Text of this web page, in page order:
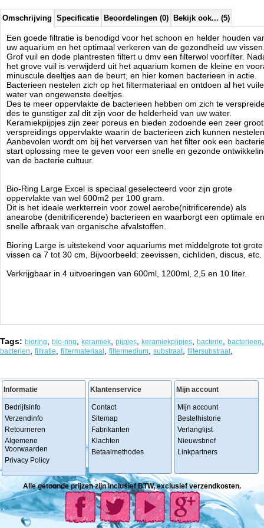
Omschrijving Specificatie Beoordelingen (0) Bekijk ook... (5)
Een goede filtratie is benodigd voor het schoon en helder houden
uw aquarium en het optimaal verkeren van de gezondheid uw
Grof vuil en dode plantresten filtert u dmv een filterwol voorfilter.
het grove vuil is verwijderd uit het aquarium komen de kleine en
minuscule deeltjes aan de beurt, en hier komen bacterieen in actie.
Bacterieen nestelen zich op het filtermateriaal en ontdoen al het vuile
water van ongewenste deeltjes.
Des te meer oppervlakte de bacterieen hebben om zich te
des te gunstiger zal dit zijn voor de helderheid van uw water.
Keramiekpijpjes zijn zeer poreus en bieden zodoende een zeer groot
verspreidings oppervlakte waarin de bacterieen zich kunnen
Aanbevolen wordt om bij het verversen van het filter ook een
start oplossing mee te geven voor een snelle en gezonde
van de bacterie cultuur.
Bio-Ring Large Excel is speciaal geselecteerd voor zijn grote
oppervlakte van wel 600m2 per 100 gram.
Dit is het ideale werkterrein voor zowel aerobe(nitrificerende) als
anearobe (denitrificerende) bacterieen en waarborgt een optimale en
snelle afbraak van organische afvalstoffen.
Bioring Large is uitstekend voor aquariums met middelgrote tot grote
vissen ca 7 tot 30 cm, Bijvoorbeeld: zeevissen, cichliden, discus, etc.
Verkrijgbaar in 4 uitvoeringen van 600ml, 1200ml, 2,5 en 10 liter.
Tags: bioring bio-ring keramiek pijpjes keramiekpijpjes bacterie bacterieen
bacterien filtratie filtermateriaal filtermedium substraat filtersubstraat
Informatie
Bedrijfsinfo
Verzendinfo
Retourneren
Algemene
Voorwaarden
Privacy Policy
Klantenservice
Contact
Sitemap
Fabrikanten
Klachten
Betaalmethodes
Mijn account
Mijn account
Bestelhistorie
Verlanglijst
Nieuwsbrief
Linkpartners
Alle getoonde prijzen zijn inclusief BTW, exclusief verzendkosten.